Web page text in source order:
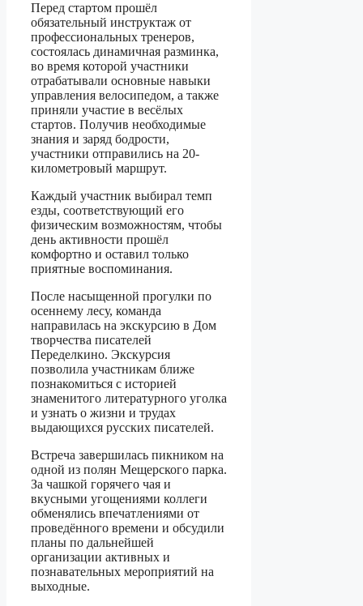
Перед стартом прошёл
обязательный инструктаж от
профессиональных тренеров,
состоялась динамичная разминка,
во время которой участники
отрабатывали основные навыки
управления велосипедом, а также
приняли участие в весёлых
стартов. Получив необходимые
знания и заряд бодрости,
участники отправились на 20-
километровый маршрут.
Каждый участник выбирал темп
езды, соответствующий его
физическим возможностям, чтобы
день активности прошёл
комфортно и оставил только
приятные воспоминания.
После насыщенной прогулки по
осеннему лесу, команда
направилась на экскурсию в Дом
творчества писателей
Переделкино. Экскурсия
позволила участникам ближе
познакомиться с историей
знаменитого литературного уголка
и узнать о жизни и трудах
выдающихся русских писателей.
Встреча завершилась пикником на
одной из полян Мещерского парка.
За чашкой горячего чая и
вкусными угощениями коллеги
обменялись впечатлениями от
проведённого времени и обсудили
планы по дальнейшей
организации активных и
познавательных мероприятий на
выходные.